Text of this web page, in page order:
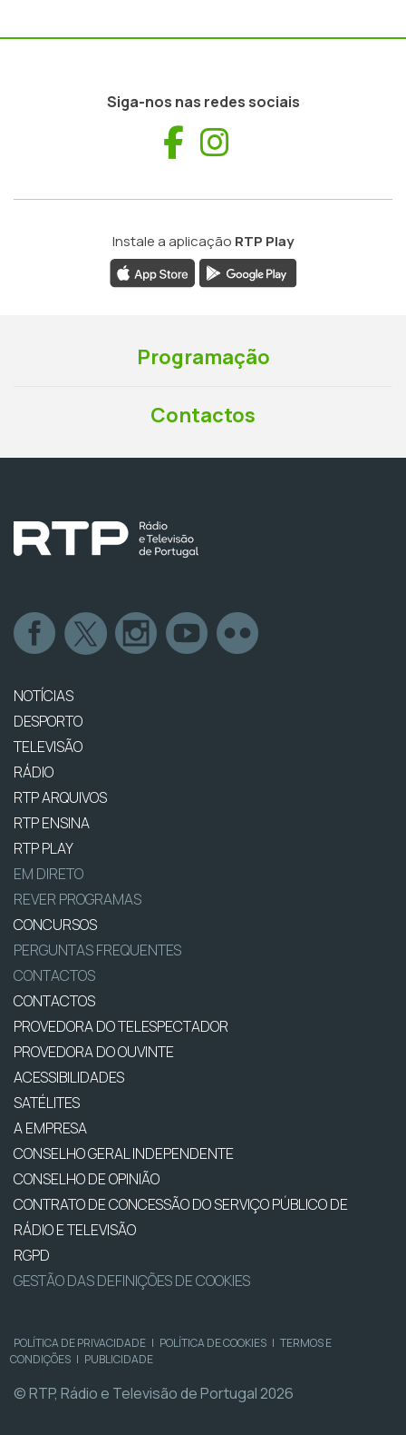
Siga-nos nas redes sociais
Facebook
Instale a aplicação RTP Play
Programação
Contactos
NOTÍCIAS
DESPORTO
TELEVISÃO
RÁDIO
RTP ARQUIVOS
RTP ENSINA
RTP PLAY
EM DIRETO
REVER PROGRAMAS
CONCURSOS
PERGUNTAS FREQUENTES
CONTACTOS
CONTACTOS
PROVEDORA DO TELESPECTADOR
PROVEDORA DO OUVINTE
ACESSIBILIDADES
SATÉLITES
A EMPRESA
CONSELHO GERAL INDEPENDENTE
CONSELHO DE OPINIÃO
CONTRATO DE CONCESSÃO DO SERVIÇO PÚBLICO DE
RÁDIO E TELEVISÃO
RGPD
GESTÃO DAS DEFINIÇÕES DE COOKIES
POLÍTICA DE PRIVACIDADE | POLÍTICA DE COOKIES | TERMOS E
CONDIÇÕES | PUBLICIDADE
© RTP, Rádio e Televisão de Portugal 2026